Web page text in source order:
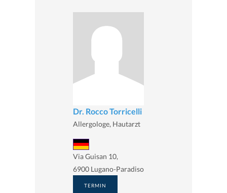
Dr. Rocco Torricelli
Allergologe, Hautarzt
Via Guisan 10,
6900 Lugano-Paradiso
TERMIN